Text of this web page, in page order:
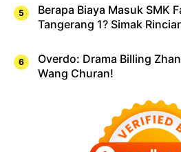
Berapa Biaya Masuk SMK
Tangerang 1? Simak
Overdo: Drama Billing
Wang Churan!